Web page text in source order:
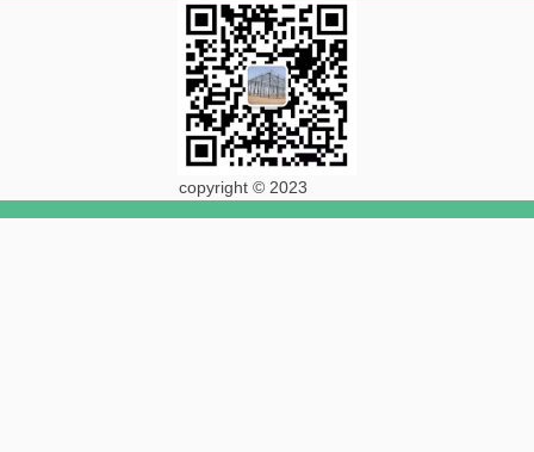
copyright © 2023